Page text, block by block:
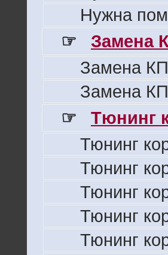
Нужна
☞
Замена
Замена
Замена
☞
Тюнинг
Тюнинг
Тюнинг
Тюнинг
Тюнинг
Тюнинг